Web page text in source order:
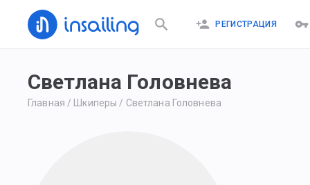
РЕГИСТРАЦИЯ
Светлана Головнева
Главная / Шкиперы / Светлана Головнева